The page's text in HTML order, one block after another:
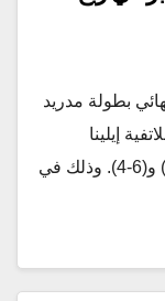
بطولة مدريد
إيلينا
أوستابينكو، بمجموعتين دون رد بواقع (6-0) و(6-4). وذلك في